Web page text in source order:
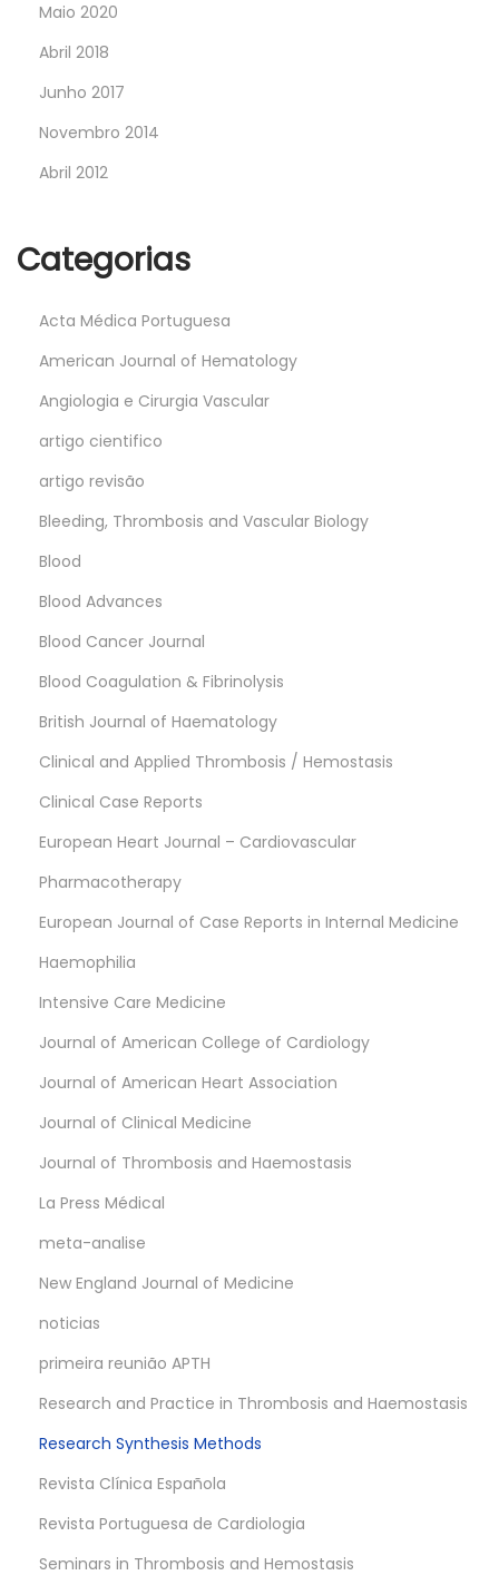
Maio 2020
Abril 2018
Junho 2017
Novembro 2014
Abril 2012
Categorias
Acta Médica Portuguesa
American Journal of Hematology
Angiologia e Cirurgia Vascular
artigo cientifico
artigo revisão
Bleeding, Thrombosis and Vascular Biology
Blood
Blood Advances
Blood Cancer Journal
Blood Coagulation & Fibrinolysis
British Journal of Haematology
Clinical and Applied Thrombosis / Hemostasis
Clinical Case Reports
European Heart Journal – Cardiovascular
Pharmacotherapy
European Journal of Case Reports in Internal Medicine
Haemophilia
Intensive Care Medicine
Journal of American College of Cardiology
Journal of American Heart Association
Journal of Clinical Medicine
Journal of Thrombosis and Haemostasis
La Press Médical
meta-analise
New England Journal of Medicine
noticias
primeira reunião APTH
Research and Practice in Thrombosis and Haemostasis
Research Synthesis Methods
Revista Clínica Española
Revista Portuguesa de Cardiologia
Seminars in Thrombosis and Hemostasis